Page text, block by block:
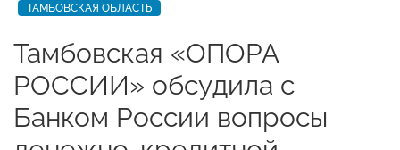
ТАМБОВСКАЯ ОБЛАСТЬ
Тамбовская «ОПОРА
РОССИИ» обсудила с
Банком России вопросы